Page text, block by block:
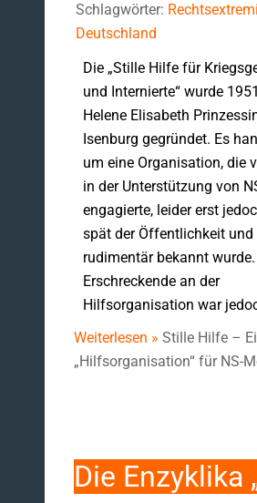
Schlagwörter:
Deutschland
Die „Stille Hilfe für
und Internierte“ wurde
Helene Elisabeth
Isenburg gegründet. Es
um eine Organisation, die
in der Unterstützung von
engagierte, leider erst
spät der Öffentlichkeit und
rudimentär bekannt
Erschreckende an der
Hilfsorganisation war
Weiterlesen » Stille Hilfe –
„Hilfsorganisation“ für NS-
Die Enzyklika